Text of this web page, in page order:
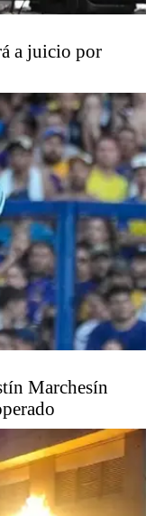
a juicio por
Marchesín